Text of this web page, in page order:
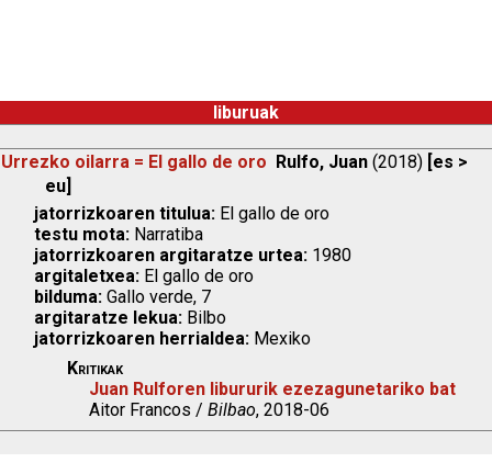
liburuak
Urrezko oilarra = El gallo de oro Rulfo, Juan (2018) [es >
eu]
jatorrizkoaren titulua: El gallo de oro
testu mota: Narratiba
jatorrizkoaren argitaratze urtea: 1980
argitaletxea: El gallo de oro
bilduma: Gallo verde, 7
argitaratze lekua: Bilbo
jatorrizkoaren herrialdea: Mexiko
Kritikak
Juan Rulforen libururik ezezagunetariko bat
Aitor Francos / Bilbao, 2018-06